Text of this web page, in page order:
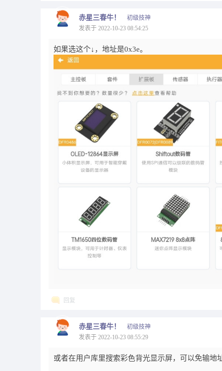
赤星三春牛！
初级技神
发表于 2022-10-23 08:54:25
如果选这个↓，地址是0x3e。
回复
赤星三春牛！
初级技神
发表于 2022-10-23 08:55:29
或者在用户库里搜索彩色背光显示屏，可以免输地